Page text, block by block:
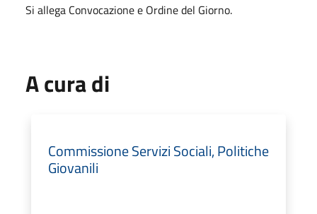
Si allega Convocazione e Ordine del Giorno.
A cura di
Commissione Servizi Sociali, Politiche
Giovanili